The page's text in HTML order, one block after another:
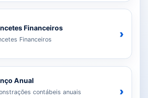
Financeiros
Financeiros ›
Anual
contábeis anuais
›